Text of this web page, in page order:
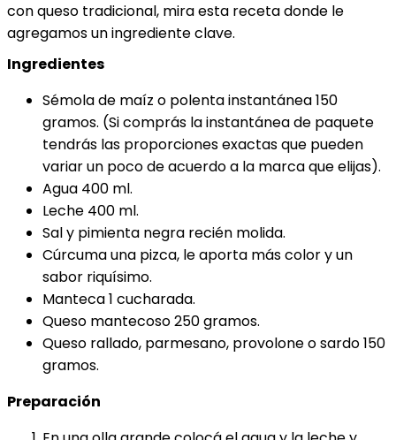
con queso tradicional, mira esta receta donde le
agregamos un ingrediente clave.
Ingredientes
Sémola de maíz o polenta instantánea 150
gramos. (Si comprás la instantánea de paquete
tendrás las proporciones exactas que pueden
variar un poco de acuerdo a la marca que elijas).
Agua 400 ml.
Leche 400 ml.
Sal y pimienta negra recién molida.
Cúrcuma una pizca, le aporta más color y un
sabor riquísimo.
Manteca 1 cucharada.
Queso mantecoso 250 gramos.
Queso rallado, parmesano, provolone o sardo 150
gramos.
Preparación